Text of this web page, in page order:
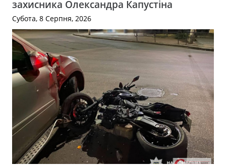
захисника Олександра Капустіна
Субота, 8 Серпня, 2026